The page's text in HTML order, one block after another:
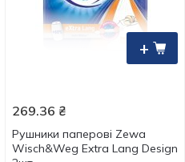
+
269.36 ₴
Рушники паперові Zewa
Wisch&Weg Extra Lang Design